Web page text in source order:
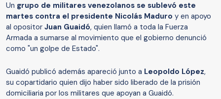
Un grupo de militares venezolanos se sublevó este
martes contra el presidente Nicolás Maduro y en apoyo
al opositor Juan Guaidó, quien llamó a toda la Fuerza
Armada a sumarse al movimiento que el gobierno denunció
como "un golpe de Estado".
Guaidó publicó además apareció junto a Leopoldo López,
su copartidario quien dijo haber sido liberado de la prisión
domiciliaria por los militares que apoyan a Guaidó.